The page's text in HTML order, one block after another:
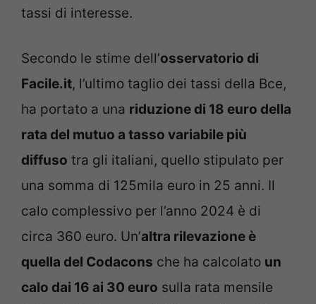
tassi di interesse.
Secondo le stime dell’osservatorio di
Facile.it, l’ultimo taglio dei tassi della Bce,
ha portato a una riduzione di 18 euro della
rata del mutuo a tasso variabile più
diffuso tra gli italiani, quello stipulato per
una somma di 125mila euro in 25 anni. Il
calo complessivo per l’anno 2024 è di
circa 360 euro. Un’altra rilevazione è
quella del Codacons che ha calcolato un
calo dai 16 ai 30 euro sulla rata mensile